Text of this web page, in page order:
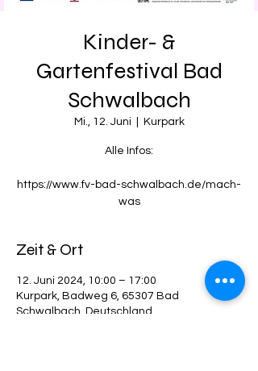
Kinder- &
Gartenfestival Bad
Schwalbach
Mi., 12. Juni Kurpark
Alle Infos:
https://www.fv-bad-schwalbach.de/mach-
was
Zeit & Ort
12. Juni 2024, 10:00 – 17:00
Kurpark, Badweg 6, 65307 Bad
Schwalbach, Deutschland